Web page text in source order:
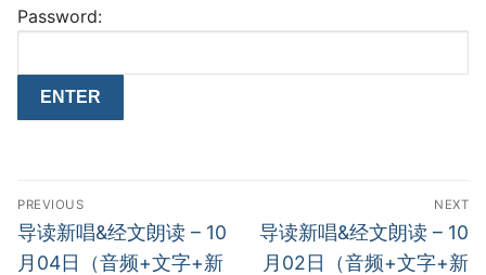
Password:
Post
navigation
PREVIOUS
Previous
post:
导读新唱&经文朗读 – 10
月04日（音频+文字+新
NEXT
Next
post:
导读新唱&经文朗读 – 10
月02日（音频+文字+新